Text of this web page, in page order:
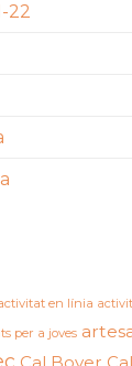
22
en línia
per a joves